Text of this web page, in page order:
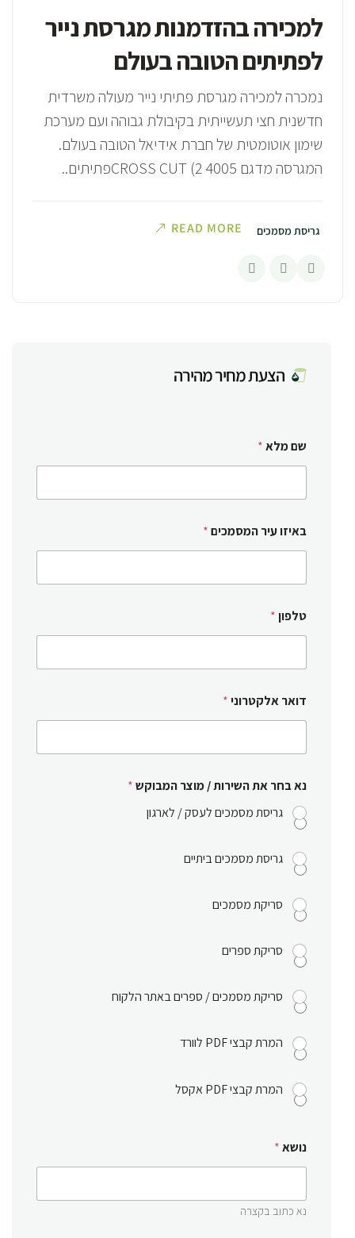
למכירה בהזדמנות מגרסת נייר
לפתיתים הטובה בעולם
נמכרה למכירה מגרסת פתיתי נייר מעולה משרדית
חדשנית חצי תעשייתית בקיבולת גבוהה ועם מערכת
שימון אוטומטית של חברת אידיאל הטובה בעולם.
המגרסה מדגם 4005 CROSS CUT (2פתיתים..
גריסת מסמכים READ MORE
הצעת מחיר מהירה
שם מלא*
באיזו עיר המסמכים*
טלפון*
דואר אלקטרוני*
נא בחר את השירות / מוצר המבוקש*
גריסת מסמכים לעסק / לארגון
גריסת מסמכים ביתיים
סריקת מסמכים
סריקת ספרים
סריקת מסמכים / ספרים באתר הלקוח
המרת קבצי PDF לוורד
המרת קבצי PDF אקסל
נושא*
נא כתוב בקצרה